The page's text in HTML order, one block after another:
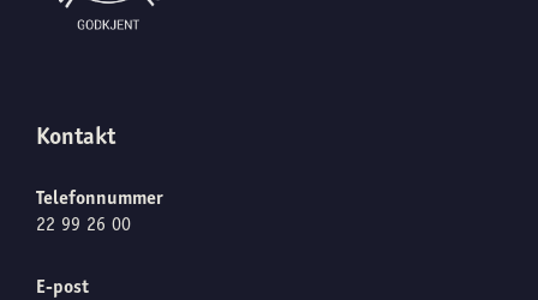
Kontakt
Telefonnummer
22 99 26 00
E-post